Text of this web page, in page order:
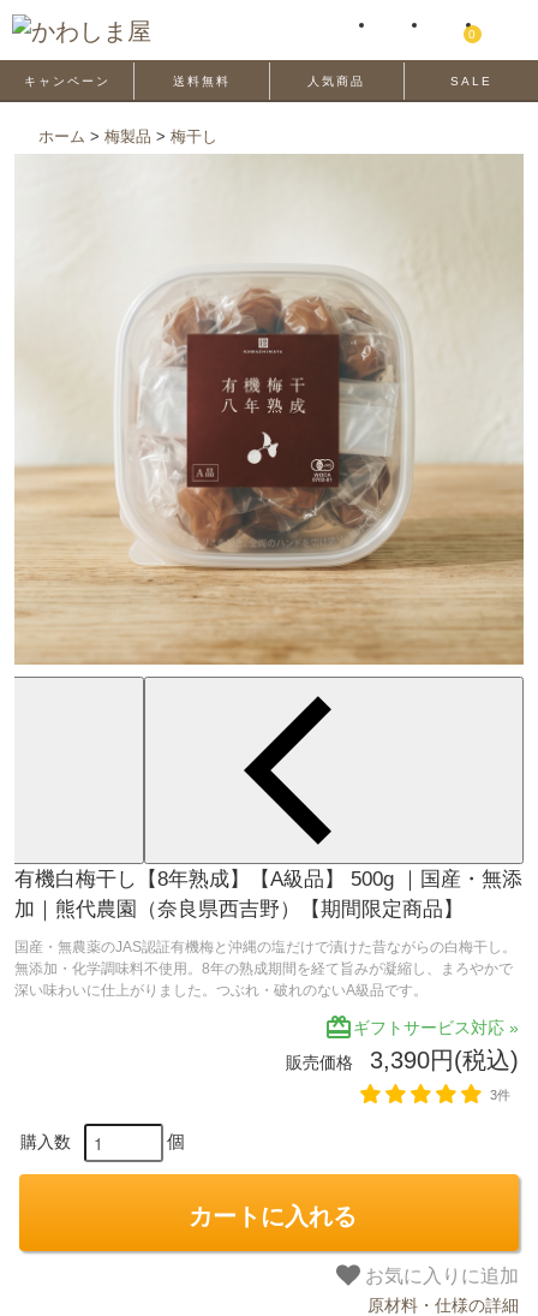
0
キャンペーン 送料無料 人気商品 SALE
ホーム > 梅製品 > 梅干し
有機白梅干し【8年熟成】【A級品】 500g ｜国産・無添
加｜熊代農園（奈良県西吉野）【期間限定商品】
国産・無農薬のJAS認証有機梅と沖縄の塩だけで漬けた昔ながらの白梅干し。
無添加・化学調味料不使用。8年の熟成期間を経て旨みが凝縮し、まろやかで
深い味わいに仕上がりました。つぶれ・破れのないA級品です。
redeemギフトサービス対応 »
販売価格 3,390円(税込)
3件
購入数 個
カートに入れる
お気に入りに追加
原材料・仕様の詳細